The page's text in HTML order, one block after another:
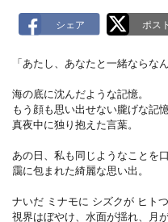
「あたし、あなたと一緒ならな
海の底に沈んだような記憶。
もう顔も思い出せない朧げな記憶
真夜中に独り抱えた言葉。
あの日、私も同じようなことを
靄に包まれた綺麗な思い出。
ナいだ ミナモに シズクが ヒトつ
視界はぼやけ、水面が揺れ、月が